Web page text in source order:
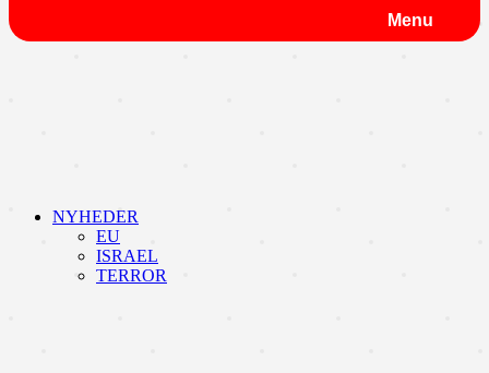
Menu
NYHEDER
EU
ISRAEL
TERROR